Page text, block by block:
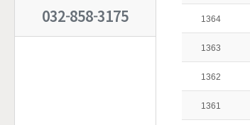
032-858-3175 1364
1363
1362
1361